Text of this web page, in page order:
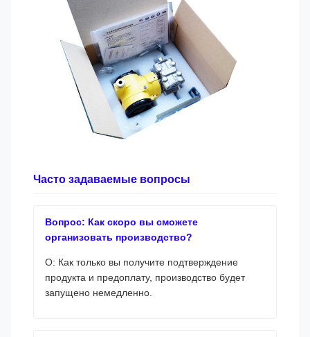
Часто задаваемые вопросы
Вопрос: Как скоро вы сможете
организовать производство?
О: Как только вы получите подтверждение
продукта и предоплату, производство будет
запущено немедленно.